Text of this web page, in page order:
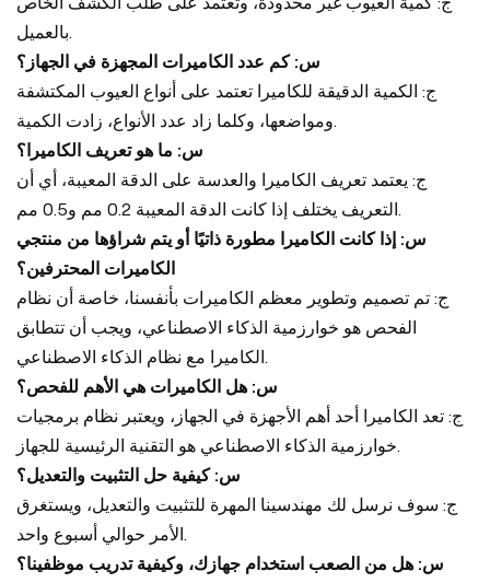
بالعميل.
س: كم عدد الكاميرات المجهزة في الجهاز؟
ج: الكمية الدقيقة للكاميرا تعتمد على أنواع العيوب المكتشفة
ومواضعها، وكلما زاد عدد الأنواع، زادت الكمية.
س: ما هو تعريف الكاميرا؟
ج: يعتمد تعريف الكاميرا والعدسة على الدقة المعيبة، أي أن
التعريف يختلف إذا كانت الدقة المعيبة 0.2 مم و0.5 مم.
س: إذا كانت الكاميرا مطورة ذاتيًا أو يتم شراؤها من منتجي
الكاميرات المحترفين؟
ج: تم تصميم وتطوير معظم الكاميرات بأنفسنا، خاصة أن نظام
الفحص هو خوارزمية الذكاء الاصطناعي، ويجب أن تتطابق
الكاميرا مع نظام الذكاء الاصطناعي.
س: هل الكاميرات هي الأهم للفحص؟
ج: تعد الكاميرا أحد أهم الأجهزة في الجهاز، ويعتبر نظام برمجيات
خوارزمية الذكاء الاصطناعي هو التقنية الرئيسية للجهاز.
س: كيفية حل التثبيت والتعديل؟
ج: سوف نرسل لك مهندسينا المهرة للتثبيت والتعديل، ويستغرق
الأمر حوالي أسبوع واحد.
س: هل من الصعب استخدام جهازك، وكيفية تدريب موظفينا؟